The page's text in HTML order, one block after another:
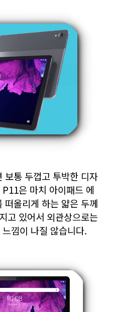
보통 두껍고 투박한 디자
은 마치 아이패드 에
떠올리게 하는 얇은 두께
고 있어서 외관상으로는
낌이 나질 않습니다.